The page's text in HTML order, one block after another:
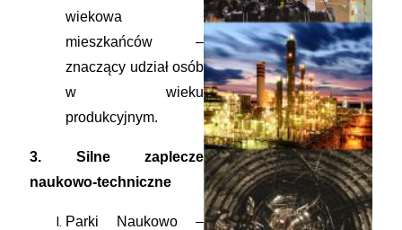
wiekowa
mieszkańców –
znaczący udział osób
w wieku
produkcyjnym.
3. Silne zaplecze
naukowo-techniczne
Parki Naukowo –